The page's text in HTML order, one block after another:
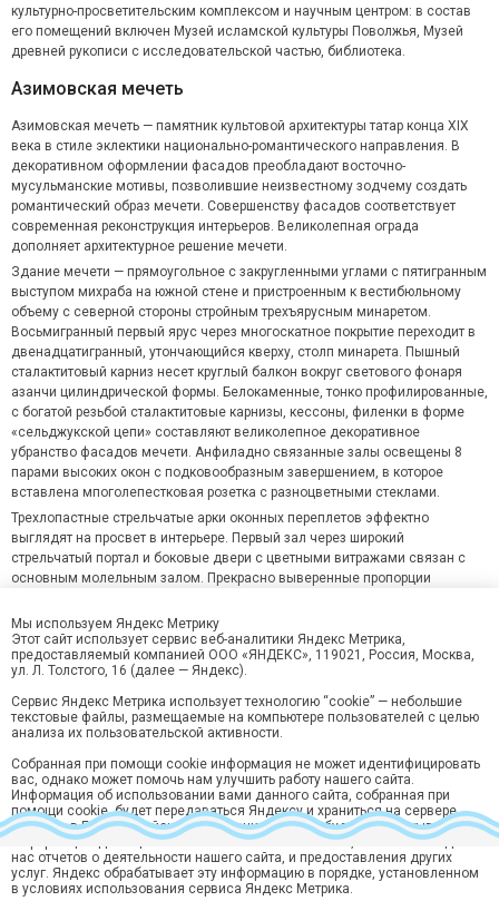
Мы используем Яндекс Метрику
Этот сайт использует сервис веб-аналитики Яндекс Метрика,
предоставляемый компанией ООО «ЯНДЕКС», 119021, Россия, Москва,
ул. Л. Толстого, 16 (далее — Яндекс).
Сервис Яндекс Метрика использует технологию “cookie” — небольшие
текстовые файлы, размещаемые на компьютере пользователей с целью
анализа их пользовательской активности.
Собранная при помощи cookie информация не может идентифицировать
вас, однако может помочь нам улучшить работу нашего сайта.
Информация об использовании вами данного сайта, собранная при
помощи cookie, будет передаваться Яндексу и храниться на сервере
Яндекса в ЕС и Российской Федерации. Яндекс будет обрабатывать эту
информацию для оценки использования вами сайта, составления для
нас отчетов о деятельности нашего сайта, и предоставления других
услуг. Яндекс обрабатывает эту информацию в порядке, установленном
в условиях использования сервиса Яндекс Метрика.
культурно-просветительским комплексом и научным центром: в состав
его помещений включен Музей исламской культуры Поволжья, Музей
древней рукописи с исследовательской частью, библиотека.
Азимовская мечеть
Азимовская мечеть — памятник культовой архитектуры татар конца ХIХ
века в стиле эклектики национально-романтического направления. В
декоративном оформлении фасадов преобладают восточно-
мусульманские мотивы, позволившие неизвестному зодчему создать
романтический образ мечети. Совершенству фасадов соответствует
современная реконструкция интерьеров. Великолепная ограда
дополняет архитектурное решение мечети.
Здание мечети — прямоугольное с закругленными углами с пятигранным
выступом михраба на южной стене и пристроенным к вестибюльному
объему с северной стороны стройным трехъярусным минаретом.
Восьмигранный первый ярус через многоскатное покрытие переходит в
двенадцатигранный, утончающийся кверху, столп минарета. Пышный
сталактитовый карниз несет круглый балкон вокруг светового фонаря
азанчи цилиндрической формы. Белокаменные, тонко профилированные,
с богатой резьбой сталактитовые карнизы, кессоны, филенки в форме
«сельджукской цепи» составляют великолепное декоративное
убранство фасадов мечети. Анфиладно связанные залы освещены 8
парами высоких окон с подковообразным завершением, в которое
вставлена мпоголепестковая розетка с разноцветными стеклами.
Трехлопастные стрельчатые арки оконных переплетов эффектно
выглядят на просвет в интерьере. Первый зал через широкий
стрельчатый портал и боковые двери с цветными витражами связан с
основным молельным залом. Прекрасно выверенные пропорции
интерьера создают ощущение торжественности и возвышенности.
Четыре стройные колонны поддерживают плоское перекрытие. Глубокая
михрабная ниша покрыта сплошным растительно-орнаментальным
ковром в технике резьбы по камню. Плоскости потолка оформлены
лепными плафонами, выделенными золотисто-белым сочетанием
цветов на голубом фоне. Хрустально-позолоченная люстра своим
блеском оттеняет голубизну стен.
Хотите быть в курсе лучших предложений?
Подпишитесь на рассылку горящий туров и спецпредложений